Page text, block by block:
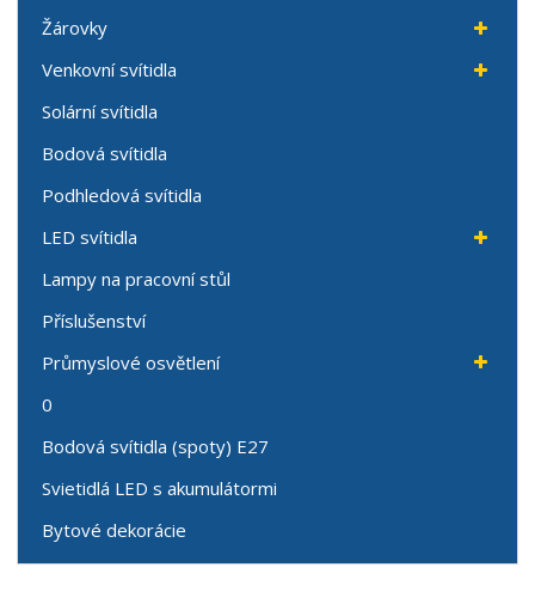
Žárovky
Venkovní svítidla
Solární svítidla
Bodová svítidla
Podhledová svítidla
LED svítidla
Lampy na pracovní stůl
Příslušenství
Průmyslové osvětlení
0
Bodová svítidla (spoty) E27
Svietidlá LED s akumulátormi
Bytové dekorácie